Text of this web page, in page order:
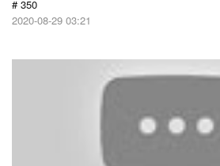
# 350
2020-08-29 03:21